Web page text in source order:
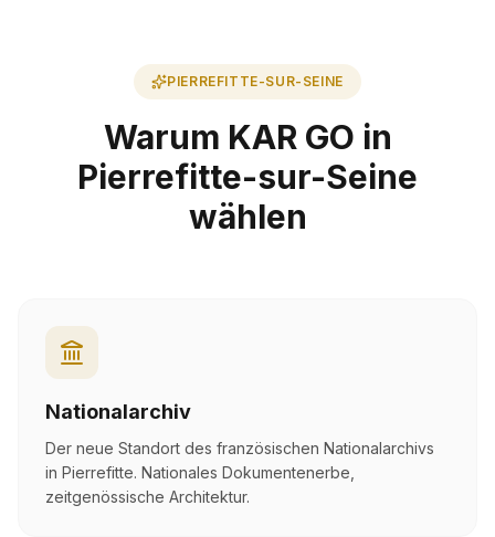
PIERREFITTE-SUR-SEINE
Warum KAR GO in
Pierrefitte-sur-Seine
wählen
Nationalarchiv
Der neue Standort des französischen Nationalarchivs
in Pierrefitte. Nationales Dokumentenerbe,
zeitgenössische Architektur.